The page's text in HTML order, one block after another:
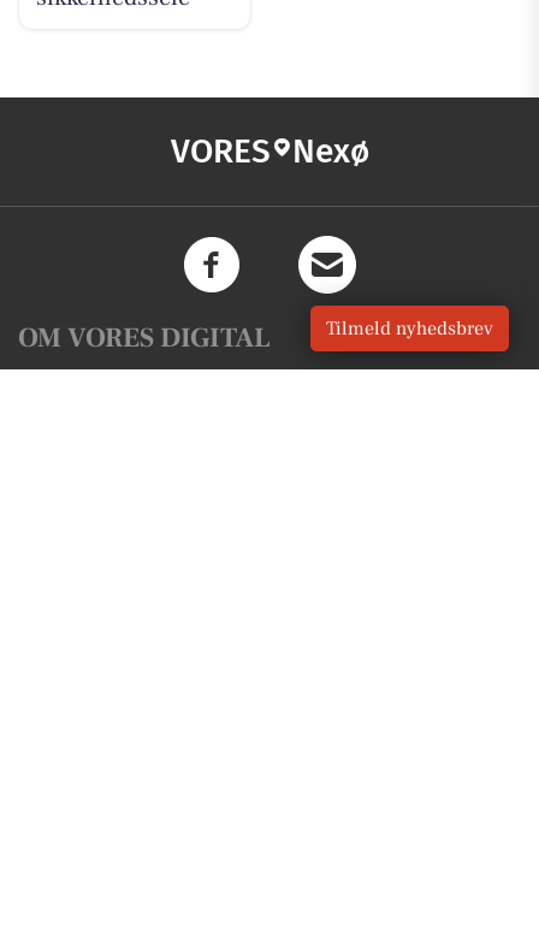
VORES Nexø
OM VORES DIGITAL Tilmeld nyhedsbrev